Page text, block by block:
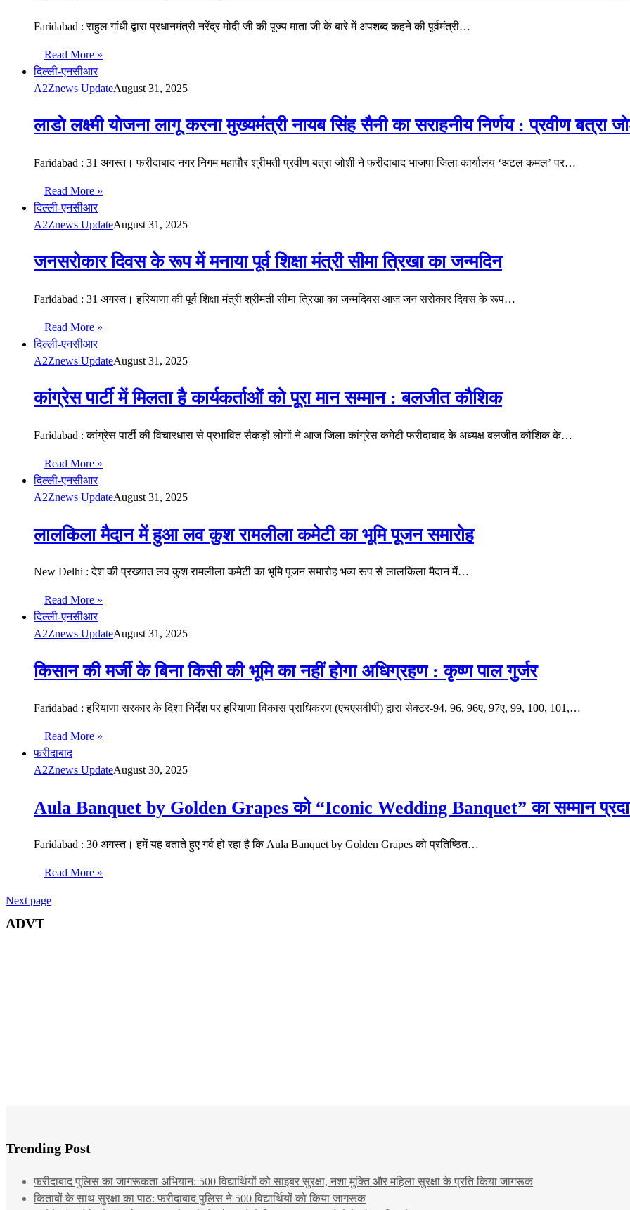
Faridabad : राहुल गांधी द्वारा प्रधानमंत्री नरेंद्र मोदी जी की पूज्य माता जी के बारे में अपशब्द कहने की पूर्वमंत्री…
Read More »
दिल्ली-एनसीआर
A2Znews UpdateAugust 31, 2025
लाडो लक्ष्मी योजना लागू करना मुख्यमंत्री नायब सिंह सैनी का सराहनीय निर्णय : प्रवीण बत्रा
Faridabad : 31 अगस्त। फरीदाबाद नगर निगम महापौर श्रीमती प्रवीण बत्रा जोशी ने फरीदाबाद भाजपा जिला कार्यालय ‘अटल कमल’ पर…
Read More »
दिल्ली-एनसीआर
A2Znews UpdateAugust 31, 2025
जनसरोकार दिवस के रूप में मनाया पूर्व शिक्षा मंत्री सीमा त्रिखा का जन्मदिन
Faridabad : 31 अगस्त। हरियाणा की पूर्व शिक्षा मंत्री श्रीमती सीमा त्रिखा का जन्मदिवस आज जन सरोकार दिवस के रूप…
Read More »
दिल्ली-एनसीआर
A2Znews UpdateAugust 31, 2025
कांग्रेस पार्टी में मिलता है कार्यकर्ताओं को पूरा मान सम्मान : बलजीत कौशिक
Faridabad : कांग्रेस पार्टी की विचारधारा से प्रभावित सैकड़ों लोगों ने आज जिला कांग्रेस कमेटी फरीदाबाद के अध्यक्ष बलजीत कौशिक के…
Read More »
दिल्ली-एनसीआर
A2Znews UpdateAugust 31, 2025
लालकिला मैदान में हुआ लव कुश रामलीला कमेटी का भूमि पूजन समारोह
New Delhi : देश की प्रख्यात लव कुश रामलीला कमेटी का भूमि पूजन समारोह भव्य रूप से लालकिला मैदान में…
Read More »
दिल्ली-एनसीआर
A2Znews UpdateAugust 31, 2025
किसान की मर्जी के बिना किसी की भूमि का नहीं होगा अधिग्रहण : कृष्ण पाल गुर्जर
Faridabad : हरियाणा सरकार के दिशा निर्देश पर हरियाणा विकास प्राधिकरण (एचएसवीपी) द्वारा सेक्टर-94, 96, 96ए, 97ए, 99, 100, 101,…
Read More »
फरीदाबाद
A2Znews UpdateAugust 30, 2025
Aula Banquet by Golden Grapes को “Iconic Wedding Banquet” का सम्मान
Faridabad : 30 अगस्त। हमें यह बताते हुए गर्व हो रहा है कि Aula Banquet by Golden Grapes को प्रतिष्ठित…
Read More »
Next page
ADVT
Trending Post
फरीदाबाद पुलिस का जागरूकता अभियान: 500 विद्यार्थियों को साइबर सुरक्षा, नशा मुक्ति और महिला सुरक्षा के प्रति किया जागरूक
किताबों के साथ सुरक्षा का पाठ: फरीदाबाद पुलिस ने 500 विद्यार्थियों को किया जागरूक